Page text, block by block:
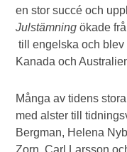
en stor succé och
Julstämningökade
till engelska och
Kanada och
Många av tidens
med alster till
Bergman, Helena
Zorn, Carl Larsson